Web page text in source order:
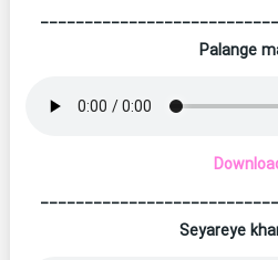
Palange
Seyareye